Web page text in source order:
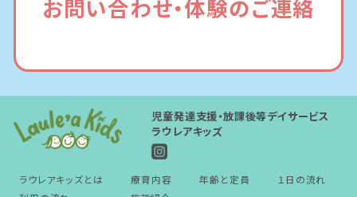
お問い合わせ・体験のご連絡
児童発達支援・放課後等デイサービス
ラウレアキッズ
ラウレアキッズとは 療育内容 年齢と定員
１日の流れ